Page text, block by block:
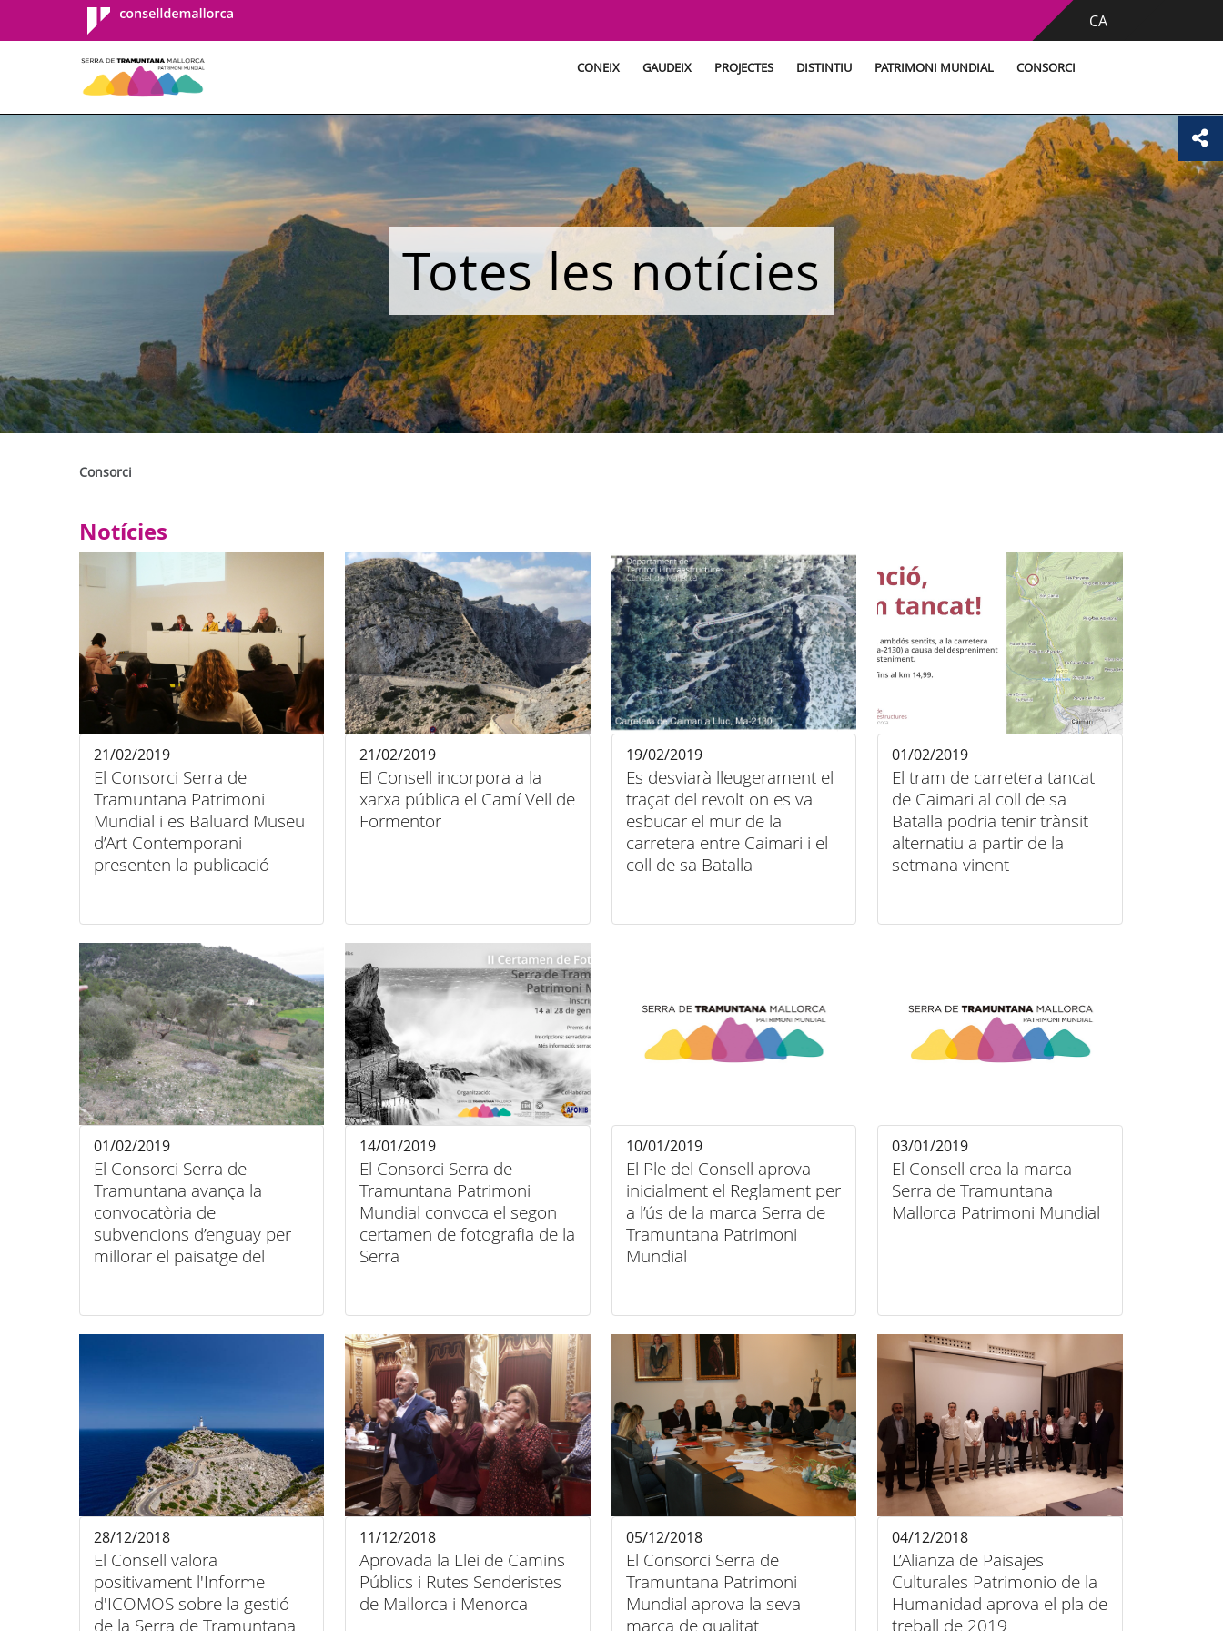
Consell de
Mallorca
CA
CONEIX GAUDEIX PROJECTES DISTINTIU PATRIMONI MUNDIAL CONSORCI
Totes les notícies
Consorci
Notícies
El Consorci Serra de
Tramuntana Patrimoni
Mundial i es Baluard Museu
d’Art Contemporani
presenten la publicació
21/02/2019
El Consell incorpora a la
xarxa pública el Camí Vell de
Formentor
21/02/2019
Es desviarà lleugerament el
traçat del revolt on es va
esbucar el mur de la
carretera entre Caimari i el
coll de sa Batalla
19/02/2019
El tram de carretera tancat
de Caimari al coll de sa
Batalla podria tenir trànsit
alternatiu a partir de la
setmana vinent
01/02/2019
El Consorci Serra de
Tramuntana avança la
convocatòria de
subvencions d’enguay per
millorar el paisatge del
01/02/2019
El Consorci Serra de
Tramuntana Patrimoni
Mundial convoca el segon
certamen de fotografia de la
Serra
14/01/2019
El Ple del Consell aprova
inicialment el Reglament per
a l’ús de la marca Serra de
Tramuntana Patrimoni
Mundial
10/01/2019
El Consell crea la marca
Serra de Tramuntana
Mallorca Patrimoni Mundial
03/01/2019
El Consell valora
positivament l'Informe
d'ICOMOS sobre la gestió
de la Serra de Tramuntana
28/12/2018
Aprovada la Llei de Camins
Públics i Rutes Senderistes
de Mallorca i Menorca
11/12/2018
El Consorci Serra de
Tramuntana Patrimoni
Mundial aprova la seva
marca de qualitat
05/12/2018
L’Alianza de Paisajes
Culturales Patrimonio de la
Humanidad aprova el pla de
treball de 2019
04/12/2018